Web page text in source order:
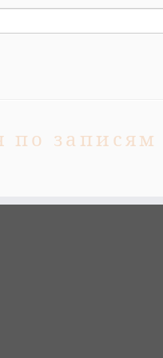
по записям